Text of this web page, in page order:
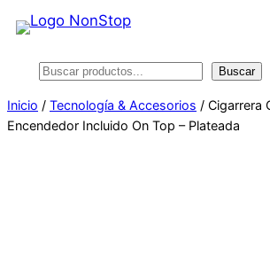
Saltar
contenido
Buscar Buscar
Inicio / Tecnología & Accesorios / Cigarrera
Encendedor Incluido On Top – Plateada